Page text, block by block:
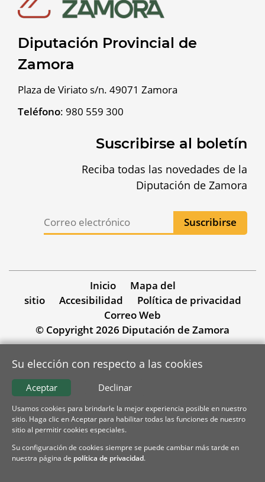
Diputación Provincial de
Zamora
Plaza de Viriato s/n. 49071 Zamora
Teléfono: 980 559 300
Suscribirse al boletín
Reciba todas las novedades de la
Diputación de Zamora
Inicio
Mapa del
sitio
Accesibilidad
Política de privacidad
Correo Web
© Copyright 2026 Diputación de Zamora
Su elección con respecto a las cookies
Declinar
Aceptar
Usamos cookies para brindarle la mejor experiencia posible en nuestro
sitio. Haga clic en Aceptar para habilitar todas las funciones de nuestro
sitio al permitir cookies especiales.
Su configuración de cookies siempre se puede cambiar más tarde en
nuestra página de política de privacidad.